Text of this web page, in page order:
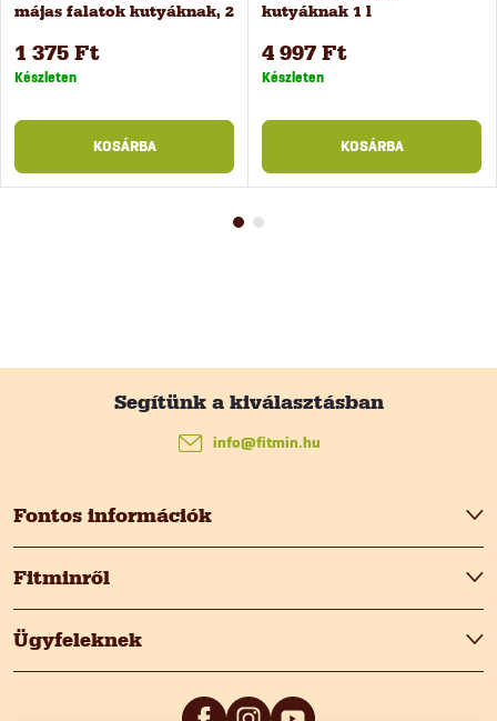
májas falatok kutyáknak, 2
1 375 Ft
Készleten
KOSÁRBA
kutyáknak 1 l
4 997 Ft
Készleten
KOSÁRBA
b
é
c
Fontos információk
Fitminről
Ügyfeleknek
info@fitmin.hu